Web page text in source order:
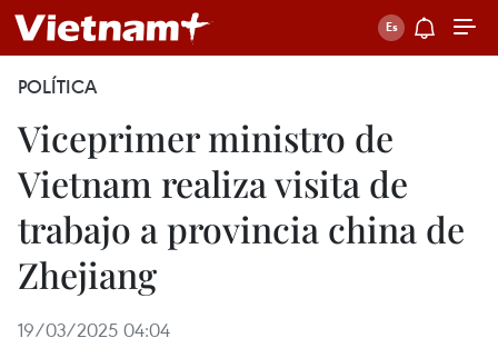
POLÍTICA
Viceprimer ministro de
Vietnam realiza visita de
trabajo a provincia china de
Zhejiang
19/03/2025 04:04